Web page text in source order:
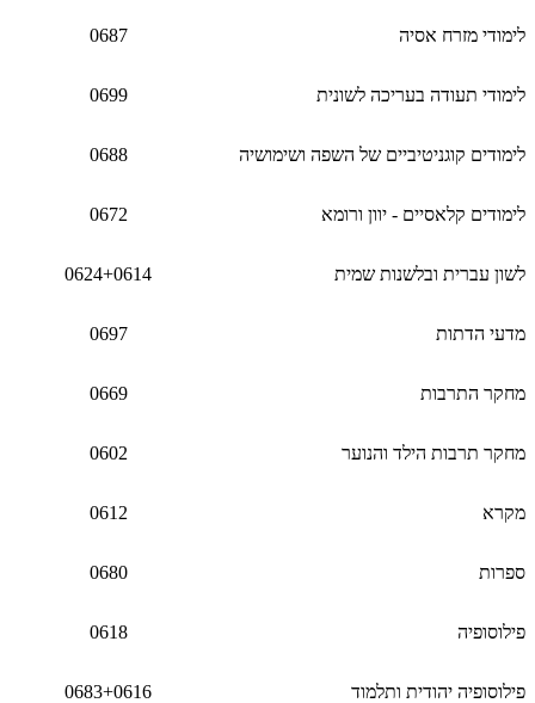
לימודי מזרח אסיה 0687
לימודי תעודה בעריכה לשונית 0699
לימודים קוגניטיביים של השפה ושימושיה 0688
לימודים קלאסיים - יוון ורומא 0672
לשון עברית ובלשנות שמית 0624+0614
מדעי הדתות 0697
מחקר התרבות 0669
מחקר תרבות הילד והנוער 0602
מקרא 0612
ספרות 0680
פילוסופיה 0618
פילוסופיה יהודית ותלמוד 0683+0616